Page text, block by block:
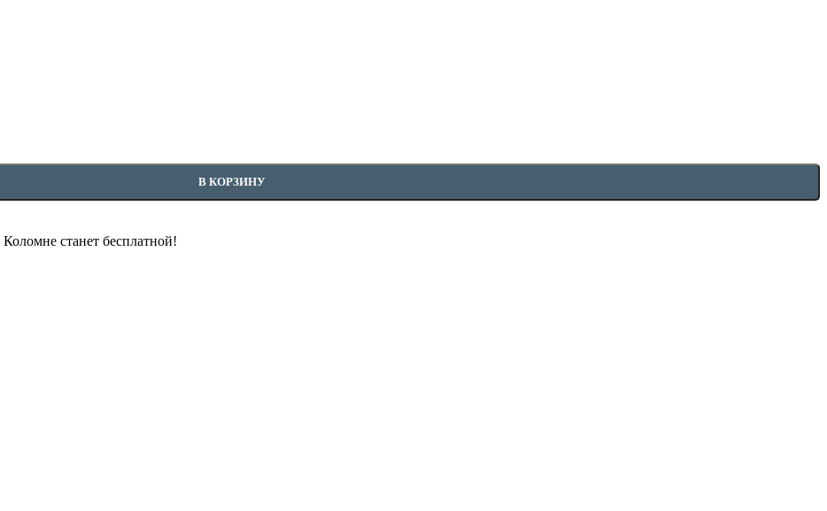
В КОРЗИНУ
станет бесплатной!